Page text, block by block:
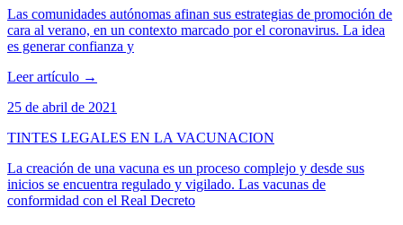
Las comunidades autónomas afinan sus estrategias de promoción de
cara al verano, en un contexto marcado por el coronavirus. La idea
es generar confianza y
Leer artículo →
25 de abril de 2021
TINTES LEGALES EN LA VACUNACION
La creación de una vacuna es un proceso complejo y desde sus
inicios se encuentra regulado y vigilado. Las vacunas de
conformidad con el Real Decreto